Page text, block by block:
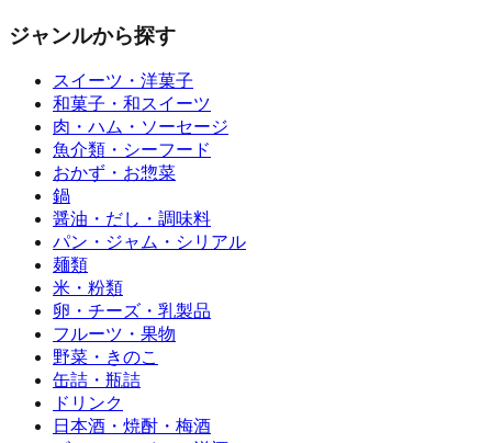
ジャンルから探す
スイーツ・洋菓子
和菓子・和スイーツ
肉・ハム・ソーセージ
魚介類・シーフード
おかず・お惣菜
鍋
醤油・だし・調味料
パン・ジャム・シリアル
麺類
米・粉類
卵・チーズ・乳製品
フルーツ・果物
野菜・きのこ
缶詰・瓶詰
ドリンク
日本酒・焼酎・梅酒